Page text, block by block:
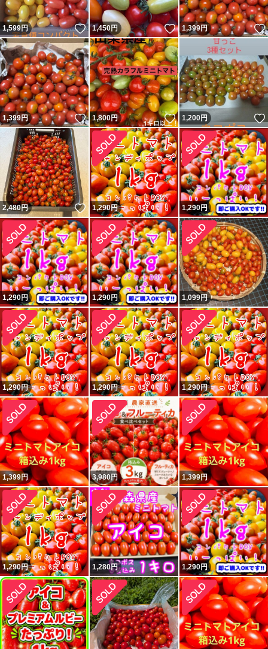
1,599円 いいね！
1,450円 いいね！
1,399円
1,399円 いいね！
1,800円 いいね！
1,200円
2,480円 いいね！
1,290円 1,290円
1,290円 1,290円 1,099円
1,290円 1,290円 1,290円
1,399円 3,980円 1,399円
1,290円 1,280円 1,290円